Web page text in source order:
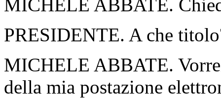
MICHELE ABBATE.
PRESIDENTE. A che
MICHELE ABBATE.
della mia postazione